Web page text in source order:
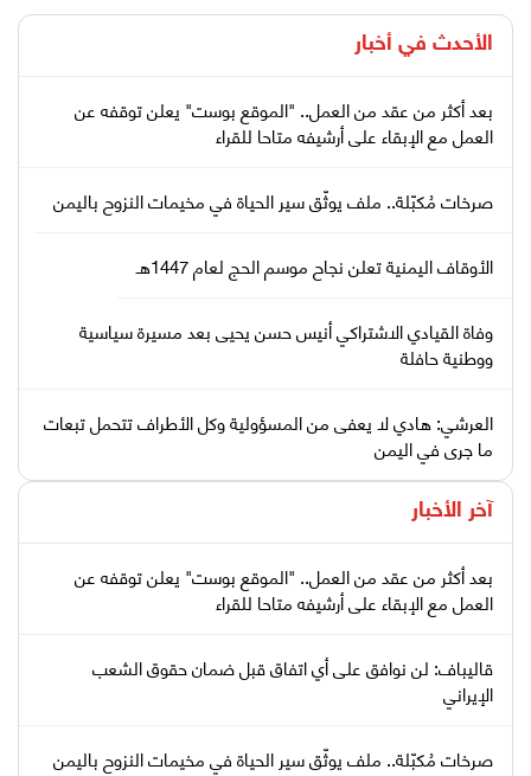
الأحدث في أخبار
بعد أكثر من عقد من العمل.. "الموقع بوست" يعلن توقفه عن
العمل مع الإبقاء على أرشيفه متاحا للقراء
صرخات مُكبّلة.. ملف يوثّق سير الحياة في مخيمات النزوح باليمن
الأوقاف اليمنية تعلن نجاح موسم الحج لعام 1447هـ
وفاة القيادي الاشتراكي أنيس حسن يحيى بعد مسيرة سياسية
ووطنية حافلة
العرشي: هادي لا يعفى من المسؤولية وكل الأطراف تتحمل تبعات
ما جرى في اليمن
آخر الأخبار
بعد أكثر من عقد من العمل.. "الموقع بوست" يعلن توقفه عن
العمل مع الإبقاء على أرشيفه متاحا للقراء
قاليباف: لن نوافق على أي اتفاق قبل ضمان حقوق الشعب
الإيراني
صرخات مُكبّلة.. ملف يوثّق سير الحياة في مخيمات النزوح باليمن